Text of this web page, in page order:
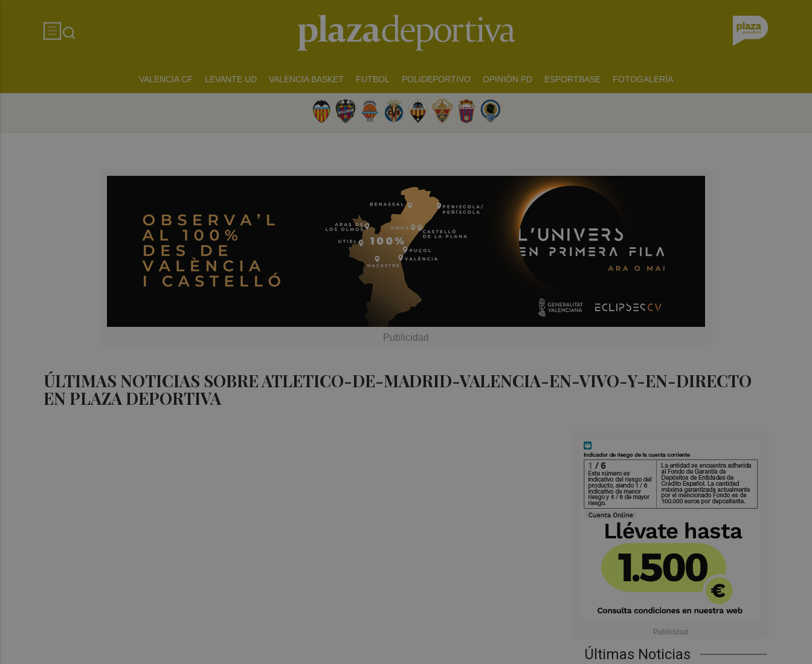
VALENCIA CF LEVANTE UD VALENCIA BASKET FUTBOL POLIDEPORTIVO OPINIÓN PD ESPORTBASE FOTOGALERÍA
ÚLTIMAS NOTICIAS SOBRE ATLETICO-DE-MADRID-VALENCIA-EN-VIVO-Y-EN-DIRECTO
EN PLAZA DEPORTIVA
Últimas Noticias